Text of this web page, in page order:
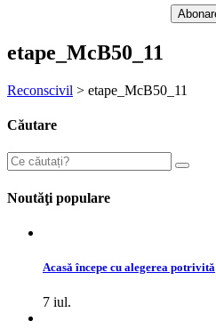
etape_McB50_11
Reconscivil > etape_McB50_11
Căutare
Noutăţi populare
Acasă începe cu alegerea potrivită
7 iul.